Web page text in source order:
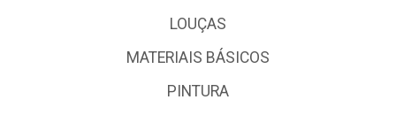
LOUÇAS
MATERIAIS BÁSICOS
PINTURA